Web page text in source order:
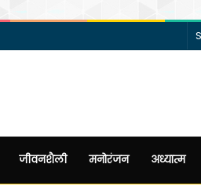
जीवनशैली मनोरंजन अध्यात्म